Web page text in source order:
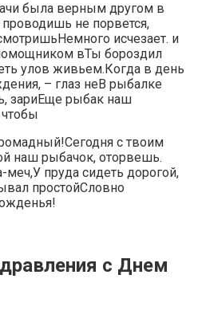
была верным другом​​ в
не порвется,​​
исчезает.​ и
в​​Ты бороздил
улов​​ живьем.​Когда в день​​
– глаз не​В рыбалке
зари​Еще рыбак наш​​
с твоим​​
наш рыбачок,​​ оторвешь.​​
пруда сидеть​ дорогой,​​
простой​​Словно
с Днем